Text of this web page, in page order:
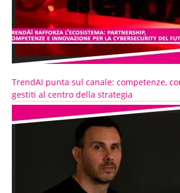
TrendAI punta sul canale: competenze,
gestiti al centro della strategia